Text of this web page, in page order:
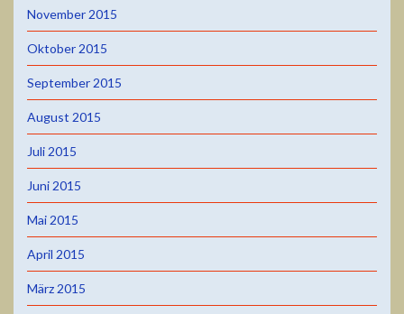
November 2015
Oktober 2015
September 2015
August 2015
Juli 2015
Juni 2015
Mai 2015
April 2015
März 2015